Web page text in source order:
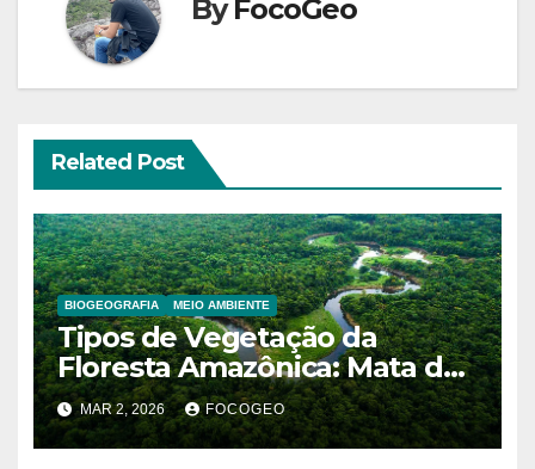
By FocoGeo
Related Post
BIOGEOGRAFIA MEIO AMBIENTE
Tipos de Vegetação da
Floresta Amazônica: Mata de
Terra Firme, Mata de Várzea e
Mata de Igapó
MAR 2, 2026 FOCOGEO